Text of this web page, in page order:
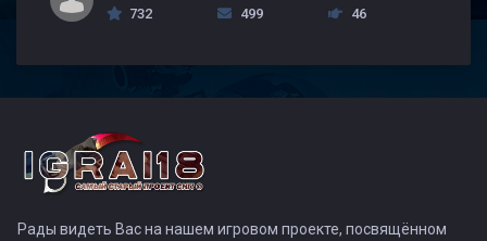
732
499 46
Рады видеть Вас на нашем игровом проекте, посвящённом